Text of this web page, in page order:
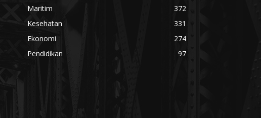
Maritim
372
Kesehatan
331
Ekonomi
274
Pendidikan
97